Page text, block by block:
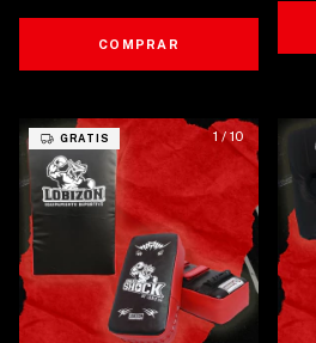
COMPRAR
1/10
GRATIS